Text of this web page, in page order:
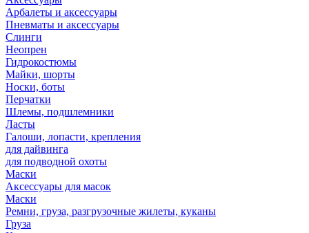
Арбалеты и аксессуары
Пневматы и аксессуары
Слинги
Неопрен
Гидрокостюмы
Майки, шорты
Носки, боты
Перчатки
Шлемы, подшлемники
Ласты
Галоши, лопасти, крепления
для дайвинга
для подводной охоты
Маски
Аксессуары для масок
Маски
Ремни, груза, разгрузочные жилеты, куканы
Груза